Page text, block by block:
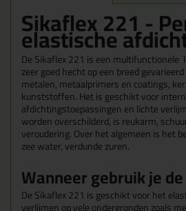
Sikaflex 221 - P
elastische
De Sikaflex 221 is een
zeer goed hecht op een breed
metalen, metaalprimers en coatings,
kunststoffen. Het is geschikt voor
afdichtingstoepassingen en lichte
worden overschilderd, is reukarm,
veroudering. Over het algemeen is het
zee water, verdunde zuren.
Wanneer gebruik je
De Sikaflex 221 is geschikt voor het